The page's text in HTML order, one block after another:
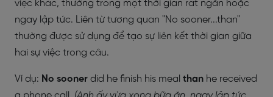
việc khác, thường trong một thời gian rất ngắn hoặc
ngay lập tức. Liên từ tương quan "No sooner...than"
thường được sử dụng để tạo sự liên kết thời gian giữa
hai sự việc trong câu.
Ví dụ: No sooner did he finish his meal than he received